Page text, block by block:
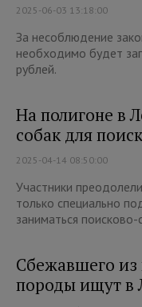
2025-06-03 13:18:00
За несоблюдение
необходимо будет
рублей.
На полигоне в
собак для
2025-04-14 08:50:00
Участники
только специально
заниматься
Сбежавшего
породы ищут в